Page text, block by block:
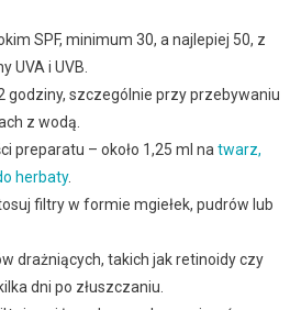
SPF, minimum 30, a najlepiej 50, z
UVA i UVB.
godziny, szczególnie przy przebywaniu
z wodą.
preparatu – około 1,25 ml na twarz,
herbaty.
filtry w formie mgiełek, pudrów lub
drażniących, takich jak retinoidy czy
dni po złuszczaniu.